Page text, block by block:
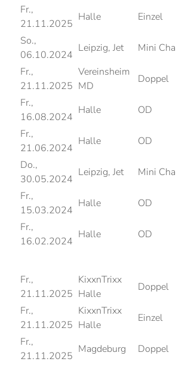
Fr.,
21.11.2025
Halle
Einzel
So.,
06.10.2024
Leipzig, Jet
Mini
Fr.,
21.11.2025
Vereinsheim
MD
Doppel
Fr.,
16.08.2024
Halle
OD
Fr.,
21.06.2024
Halle
OD
Do.,
30.05.2024
Leipzig, Jet
Mini
Fr.,
15.03.2024
Halle
OD
Fr.,
16.02.2024
Halle OD
Fr.,
21.11.2025
KixxnTrixx
Halle
Doppel
Fr.,
21.11.2025
KixxnTrixx
Halle
Einzel
Fr.,
21.11.2025
Magdeburg Doppel